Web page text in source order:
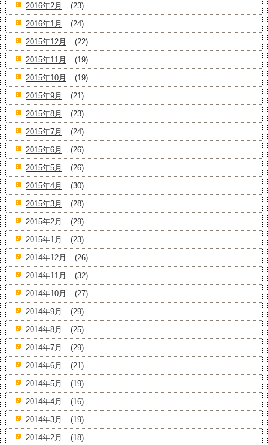
2016年2月
(23)
2016年1月
(24)
2015年12月
(22)
2015年11月
(19)
2015年10月
(19)
2015年9月
(21)
2015年8月
(23)
2015年7月
(24)
2015年6月
(26)
2015年5月
(26)
2015年4月
(30)
2015年3月
(28)
2015年2月
(29)
2015年1月
(23)
2014年12月
(26)
2014年11月
(32)
2014年10月
(27)
2014年9月
(29)
2014年8月
(25)
2014年7月
(29)
2014年6月
(21)
2014年5月
(19)
2014年4月
(16)
2014年3月
(19)
2014年2月
(18)